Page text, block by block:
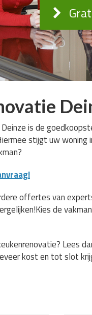
is de
stijgt uw
offertes van
de
Lees
kost en tot slot